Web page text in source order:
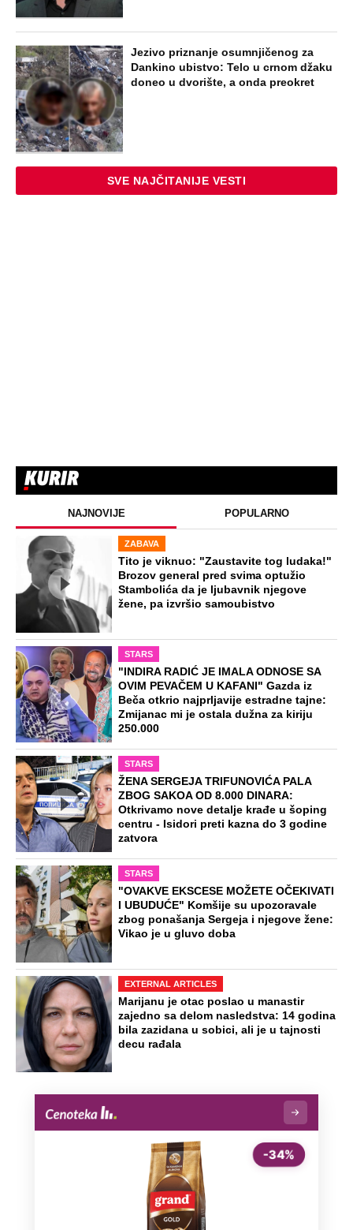
Jezivo priznanje osumnjičenog za
Dankino ubistvo: Telo u crnom džaku
doneo u dvorište, a onda preokret
SVE NAJČITANIJE VESTI
NAJNOVIJE POPULARNO
ZABAVA
Tito je viknuo: "Zaustavite tog ludaka!"
Brozov general pred svima optužio
Stambolića da je ljubavnik njegove
žene, pa izvršio samoubistvo
STARS
"INDIRA RADIĆ JE IMALA ODNOSE SA
OVIM PEVAČEM U KAFANI" Gazda iz
Beča otkrio najprljavije estradne tajne:
Zmijanac mi je ostala dužna za kiriju
250.000
STARS
ŽENA SERGEJA TRIFUNOVIĆA PALA
ZBOG SAKOA OD 8.000 DINARA:
Otkrivamo nove detalje krađe u šoping
centru - Isidori preti kazna do 3 godine
zatvora
STARS
"OVAKVE EKSCESE MOŽETE OČEKIVATI
I UBUDUĆE" Komšije su upozoravale
zbog ponašanja Sergeja i njegove žene:
Vikao je u gluvo doba
EXTERNAL ARTICLES
Marijanu je otac poslao u manastir
zajedno sa delom nasledstva: 14 godina
bila zazidana u sobici, ali je u tajnosti
decu rađala